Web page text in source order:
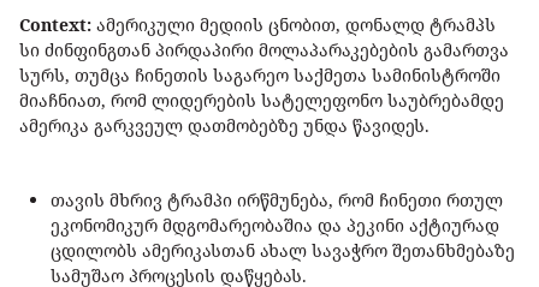
Context: ამერიკული მედიის ცნობით, დონალდ ტრამპს
სი ძინფინგთან პირდაპირი მოლაპარაკებების გამართვა
სურს, თუმცა ჩინეთის საგარეო საქმეთა სამინისტროში
მიაჩნიათ, რომ ლიდერების სატელეფონო საუბრებამდე
ამერიკა გარკვეულ დათმობებზე უნდა წავიდეს.
თავის მხრივ ტრამპი ირწმუნება, რომ ჩინეთი რთულ
ეკონომიკურ მდგომარეობაშია და პეკინი აქტიურად
ცდილობს ამერიკასთან ახალ სავაჭრო შეთანხმებაზე
სამუშაო პროცესის დაწყებას.